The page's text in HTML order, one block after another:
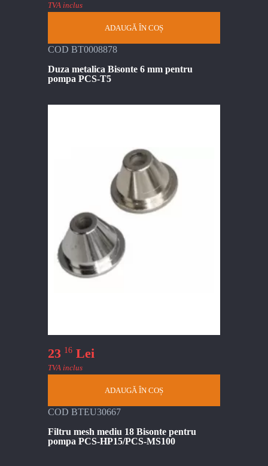
TVA inclus
ADAUGĂ ÎN COȘ
COD BT0008878
Duza metalica Bisonte 6 mm pentru
pompa PCS-T5
23 16 Lei
TVA inclus
ADAUGĂ ÎN COȘ
COD BTEU30667
Filtru mesh mediu 18 Bisonte pentru
pompa PCS-HP15/PCS-MS100